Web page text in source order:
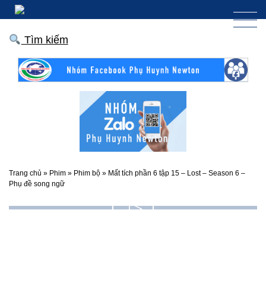
Tìm kiếm
Trang chủ » Phim » Phim bộ » Mất tích phần 6 tập 15 – Lost – Season 6 –
Phụ đề song ngữ
▷